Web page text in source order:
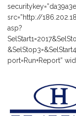
src=”http://
asp?
port=Run+Report”